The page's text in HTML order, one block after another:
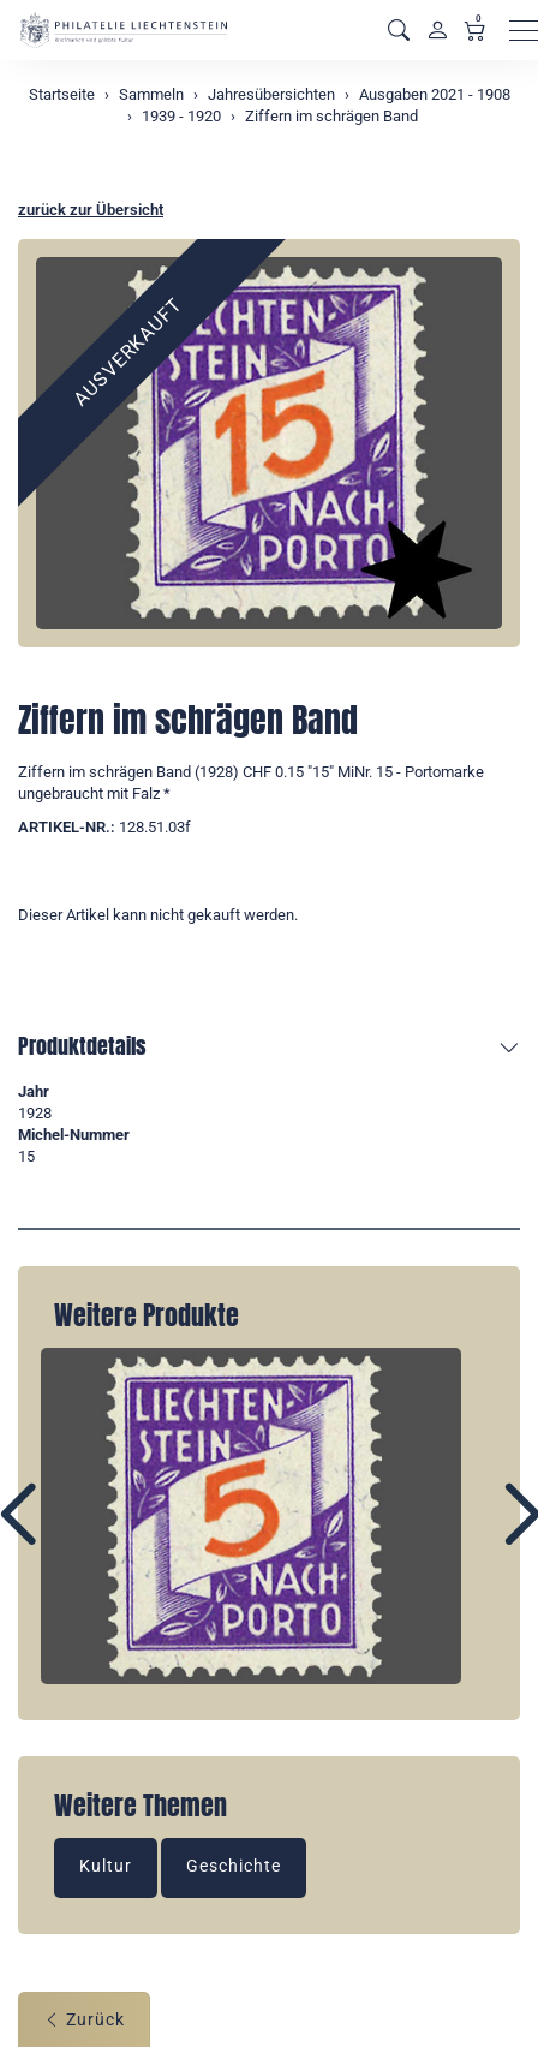
0
Startseite Sammeln Jahresübersichten
Ausgaben 2021 - 1908
1939 - 1920
Ziffern im schrägen Band
zurück zur Übersicht
AUSVERKAUFT
Ziffern im schrägen Band
Ziffern im schrägen Band (1928) CHF 0.15 "15" MiNr. 15 - Portomarke
ungebraucht mit Falz *
ARTIKEL-NR.: 128.51.03f
Dieser Artikel kann nicht gekauft werden.
Produktdetails
Jahr
1928
Michel-Nummer
15
Weitere Produkte
Weitere Themen
Kultur Geschichte
Zurück